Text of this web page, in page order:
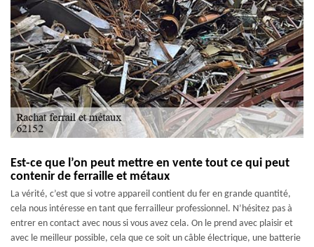
Est-ce que l’on peut mettre en vente tout ce qui peut
contenir de ferraille et métaux
La vérité, c’est que si votre appareil contient du fer en grande quantité,
cela nous intéresse en tant que ferrailleur professionnel. N’hésitez pas à
entrer en contact avec nous si vous avez cela. On le prend avec plaisir et
avec le meilleur possible, cela que ce soit un câble électrique, une batterie